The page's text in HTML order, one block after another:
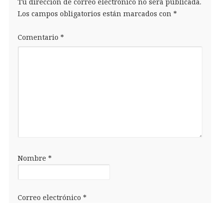
Los campos obligatorios están marcados con *
Comentario *
Nombre *
Correo electrónico *